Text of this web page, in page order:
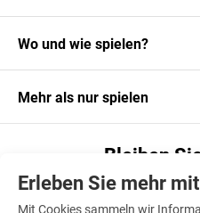
Erleben Sie mehr
Mit Cookies sammeln wir
Wo und wie spielen?
Mehr als nur spielen
Bleiben
Laden Sie